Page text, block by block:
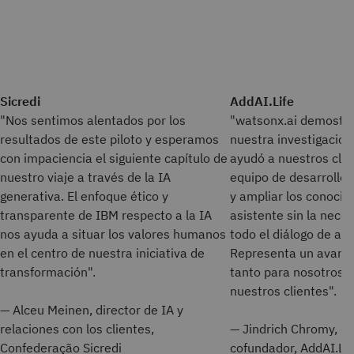
Sicredi
"Nos sentimos alentados por los
resultados de este piloto y esperamos
con impaciencia el siguiente capítulo de
nuestro viaje a través de la IA
generativa. El enfoque ético y
transparente de IBM respecto a la IA
nos ayuda a situar los valores humanos
en el centro de nuestra iniciativa de
transformación".
— Alceu Meinen, director de IA y
relaciones con los clientes,
Confederação Sicredi
AddAI.Life
"watsonx.ai
nuestra
ayudó a nuestros
equipo de desarrollo
y ampliar los
asistente sin la
todo el diálogo de
Representa un
tanto para nosotros
nuestros clientes".
— Jindrich Chromy,
cofundador,